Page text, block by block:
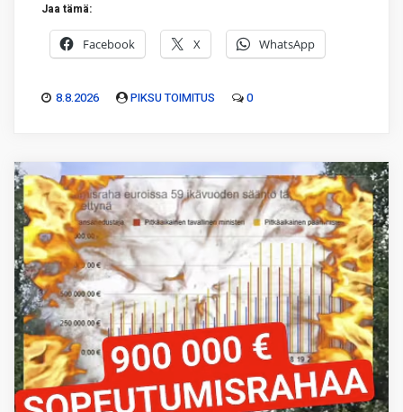
Jaa tämä:
Facebook X WhatsApp
8.8.2026 PIKSU TOIMITUS 0